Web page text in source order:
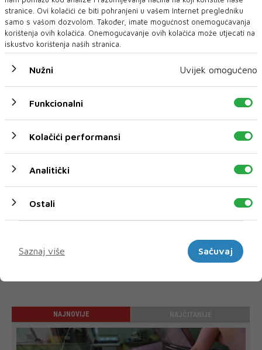
Afriku i Azijsko-pacifičku regiju, dodajući da
tvrtka pomaže svojim klijentima "zadržati
kontrolu nad svom svojom IT imovinom".
Iz EU poručuju da će paket potaknuti inovacije
Kinu u utrci za umjetnu inteligenciju.
udruženja DOT Europe, čiji su članovi Amazon i
korporacija kao odgovor na trgovinske sporove
konkurentnost Europe".
NAJNOVIJE
stranice. Ovi kolačići će biti pohranjeni u vašem Internet pregledniku
samo s vašom dozvolom. Također, imate mogućnost onemogućavanja
korištenja ovih kolačića. Onemogućavanje ovih kolačića može utjecati na
iskustvo korištenja naših stranica.
Nužni Uvijek omogućeno
Funkcionalni
Kolačići performansi
Analitički
Ostali
Saznaj više
Sačuvaj